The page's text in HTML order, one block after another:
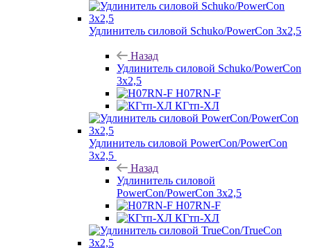
Удлинитель силовой Schuko/PowerCon 3х2,5
Назад
Удлинитель силовой Schuko/PowerCon
3х2,5
H07RN-F
КГтп-ХЛ
Удлинитель силовой PowerCon/PowerCon
3х2,5
Назад
Удлинитель силовой
PowerCon/PowerCon 3х2,5
H07RN-F
КГтп-ХЛ